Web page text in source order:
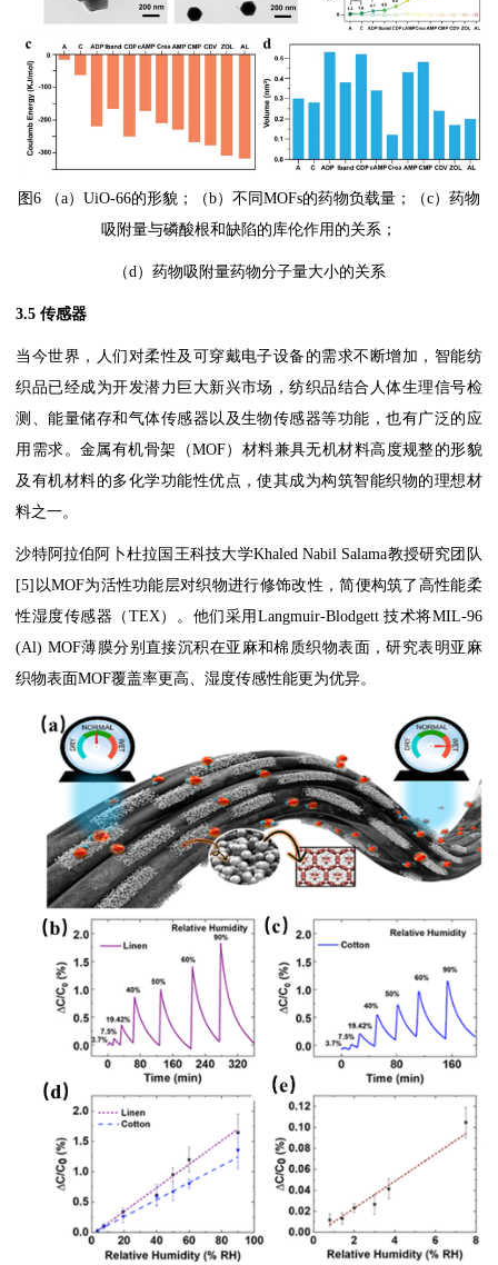
图6 （a）UiO-66的形貌；（b）不同MOFs的药物负载量；（c）药物
吸附量与磷酸根和缺陷的库伦作用的关系；
（d）药物吸附量药物分子量大小的关系
3.5 传感器
当今世界，人们对柔性及可穿戴电子设备的需求不断增加，智能纺
织品已经成为开发潜力巨大新兴市场，纺织品结合人体生理信号检
测、能量储存和气体传感器以及生物传感器等功能，也有广泛的应
用需求。金属有机骨架（MOF）材料兼具无机材料高度规整的形貌
及有机材料的多化学功能性优点，使其成为构筑智能织物的理想材
料之一。
沙特阿拉伯阿卜杜拉国王科技大学Khaled Nabil Salama教授研究团队
[5]以MOF为活性功能层对织物进行修饰改性，简便构筑了高性能柔
性湿度传感器（TEX）。他们采用Langmuir-Blodgett 技术将MIL-96
(Al) MOF薄膜分别直接沉积在亚麻和棉质织物表面，研究表明亚麻
织物表面MOF覆盖率更高、湿度传感性能更为优异。